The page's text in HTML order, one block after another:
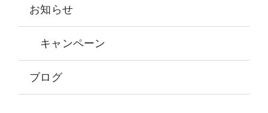
お知らせ
キャンペーン
ブログ